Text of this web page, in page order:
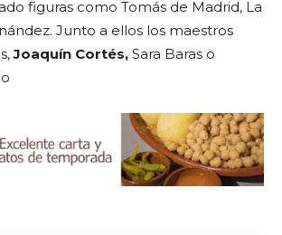
figuras como Tomás de Madrid, La
Junto a ellos los maestros
Joaquín Cortés, Sara Baras o